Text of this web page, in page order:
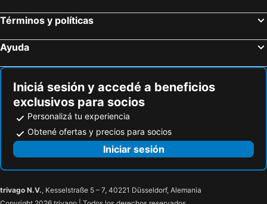
Términos y políticas
Ayuda
Iniciá sesión y accedé a beneficios
exclusivos para socios
Personalizá tu experiencia
Obtené ofertas y precios para socios
Iniciar sesión
trivago N.V., Kesselstraße 5 – 7, 40221 Düsseldorf, Alemania